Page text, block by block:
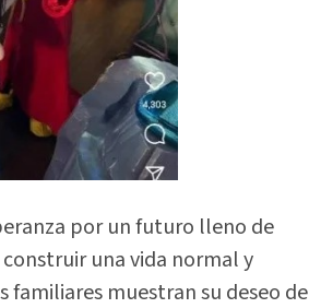
por un futuro lleno de
una vida normal y
familiares muestran su deseo de